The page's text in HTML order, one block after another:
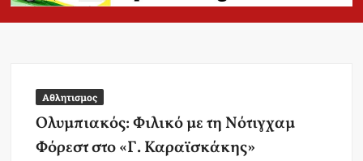
Αθλητισμος
Ολυμπιακός: Φιλικό με τη Νότιγχαμ
Φόρεστ στο «Γ. Καραϊσκάκης»